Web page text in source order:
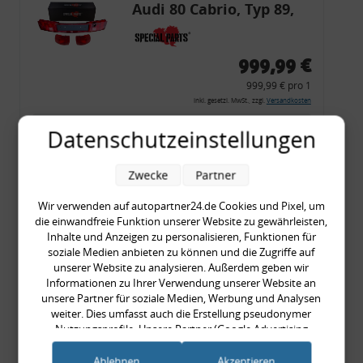
Audi 80 Cabrio, Typ 89,
OE-Nr.: 8G0945225 +
8G0945225C
999,99 €
999,99 € pro 1
inkl. gesetzl. MwSt., zzgl. Versandkosten
Merkzettel
Rückleuchtenband mit
Blinker, orange, Audi 80
Cabrio, Typ 89, OE-Nr.:
8G0945225 + 8G0945225C
999,99 €
999,99 € pro 1
Datenschutzeinstellungen
Wir verwenden auf autopartner24.de Cookies und Pixel, um
die einwandfreie Funktion unserer Website zu gewährleisten,
Inhalte und Anzeigen zu personalisieren, Funktionen für
soziale Medien anbieten zu können und die Zugriffe auf
unserer Website zu analysieren. Außerdem geben wir
Informationen zu Ihrer Verwendung unserer Website an
unsere Partner für soziale Medien, Werbung und Analysen
weiter. Dies umfasst auch die Erstellung pseudonymer
Nutzungsprofile. Unsere Partner (Google Advertising
Products) führen diese Informationen möglicherweise mit
weiteren Daten zusammen, die Sie ihnen bereitgestellt haben
Zwecke Partner